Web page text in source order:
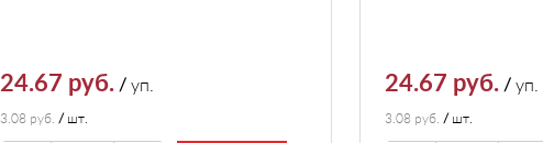
24.67 руб./ уп.
3.08 руб. / шт.
24.67 руб./ уп.
3.08 руб. / шт.